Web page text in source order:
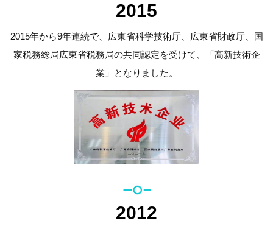
2015
2015年から9年連続で、広東省科学技術厅、広東省財政厅、国
家税務総局広東省税務局の共同認定を受けて、「高新技術企
業」となりました。
2012